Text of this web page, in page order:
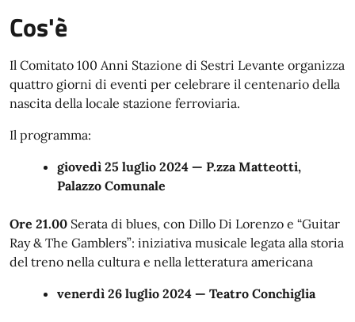
Cos'è
Il Comitato 100 Anni Stazione di Sestri Levante organizza
quattro giorni di eventi per celebrare il centenario della
nascita della locale stazione ferroviaria.
Il programma:
giovedì 25 luglio 2024 — P.zza Matteotti,
Palazzo Comunale
Ore 21.00 Serata di blues, con Dillo Di Lorenzo e “Guitar
Ray & The Gamblers”: iniziativa musicale legata alla storia
del treno nella cultura e nella letteratura americana
venerdì 26 luglio 2024 — Teatro Conchiglia